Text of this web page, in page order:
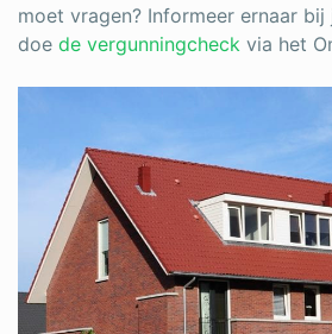
moet vragen? Informeer ernaar
doe de vergunningcheck via het